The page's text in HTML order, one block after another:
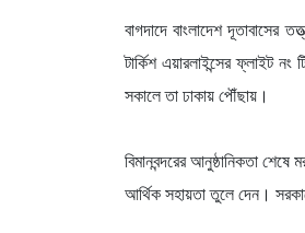
বাগদাদে বাংলাদেশ দূতাবাসের
টার্কিশ এয়ারলাইন্সের ফ্লাইট
সকালে তা ঢাকায় পৌঁছায়।
বিমানবন্দরের আনুষ্ঠানিকতা
আর্থিক সহায়তা তুলে দেন।